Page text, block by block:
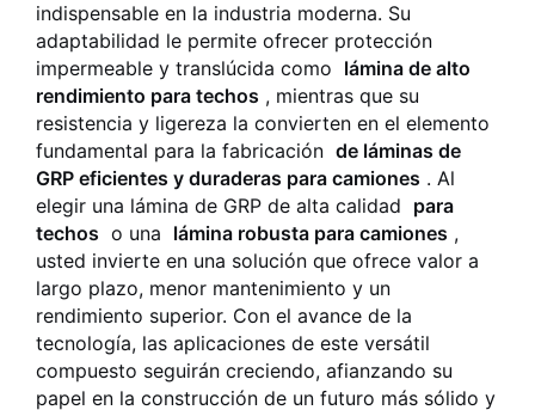
indispensable en la industria moderna. Su
adaptabilidad le permite ofrecer protección
impermeable y translúcida como lámina de alto
rendimiento para techos , mientras que su
resistencia y ligereza la convierten en el elemento
fundamental para la fabricación de láminas de
GRP eficientes y duraderas para camiones . Al
elegir una lámina de GRP de alta calidad para
techos o una lámina robusta para camiones ,
usted invierte en una solución que ofrece valor a
largo plazo, menor mantenimiento y un
rendimiento superior. Con el avance de la
tecnología, las aplicaciones de este versátil
compuesto seguirán creciendo, afianzando su
papel en la construcción de un futuro más sólido y